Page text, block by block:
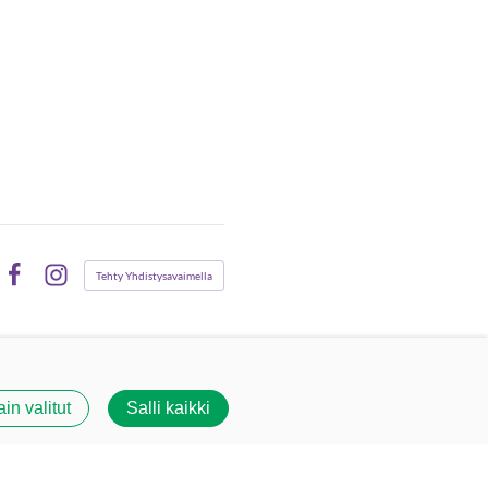
Instagram
Tehty Yhdistysavaimella
valitut Salli kaikki